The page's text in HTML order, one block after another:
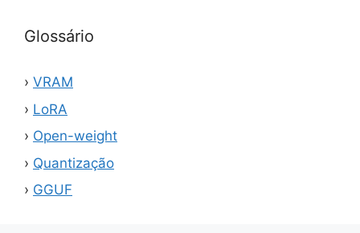
Glossário
VRAM
LoRA
Open-weight
Quantização
GGUF